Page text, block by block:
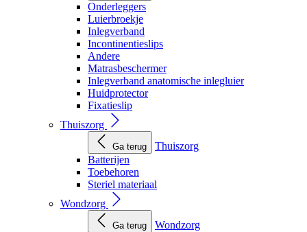
Onderleggers
Luierbroekje
Inlegverband
Incontinentieslips
Andere
Matrasbeschermer
Inlegverband anatomische inlegluier
Huidprotector
Fixatieslip
Thuiszorg
Ga terug
Thuiszorg
Batterijen
Toebehoren
Steriel materiaal
Wondzorg
Ga terug
Wondzorg